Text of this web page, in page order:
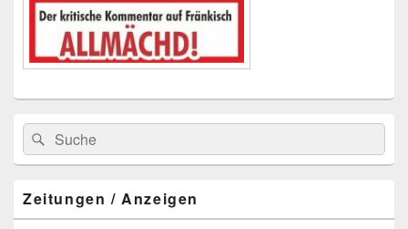
Suchen
nach:
Suchen
Zeitungen / Anzeigen